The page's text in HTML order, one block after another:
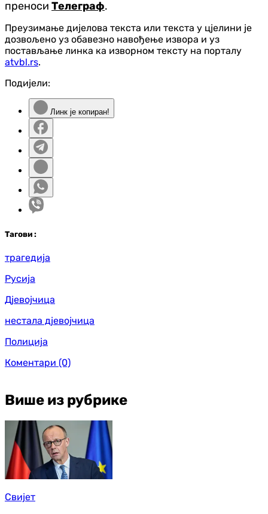
преноси Телеграф.
Преузимање дијелова текста или текста у цјелини је
дозвољено уз обавезно навођење извора и уз
постављање линка ка изворном тексту на порталу
atvbl.rs.
Подијели:
Линк је копиран!
Тагови :
трагедија
Русија
Дјевојчица
нестала дјевојчица
Полиција
Коментари (0)
Више из рубрике
Свијет